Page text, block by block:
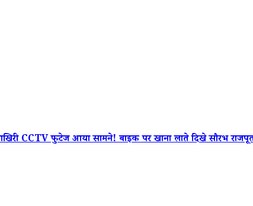
फुटेज आया सामने! बाइक पर खाना लाते दिखे सौरभ राजपूत,